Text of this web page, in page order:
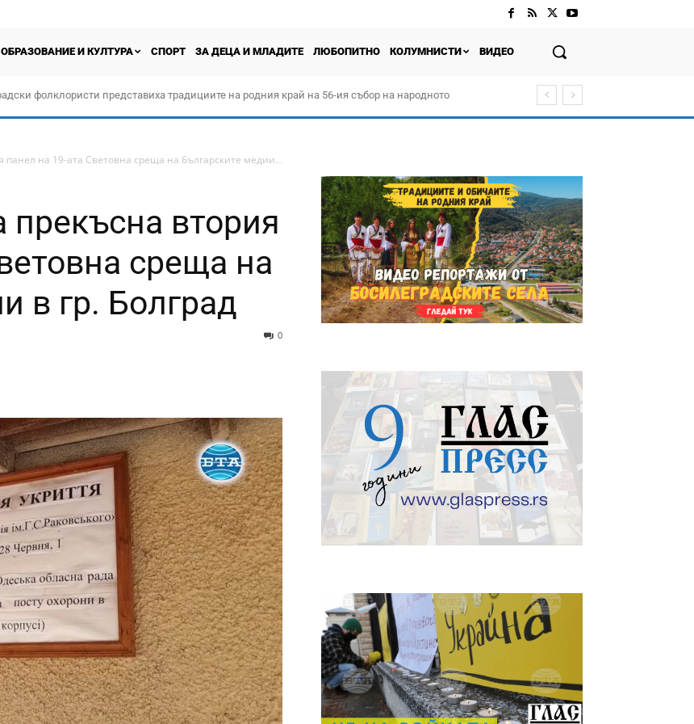
ОБРАЗОВАНИЕ И КУЛТУРА СПОРТ ЗА ДЕЦА И МЛАДИТЕ ЛЮБОПИТНО КОЛУМНИСТИ ВИДЕО
фолклористи представиха традициите на родния край на 56-ия събор на народното
„Прођох Левач, прођох Шумадију“
панел на 19-ата Световна среща на българските медии...
прекъсна втория
среща на
в гр. Болград
0